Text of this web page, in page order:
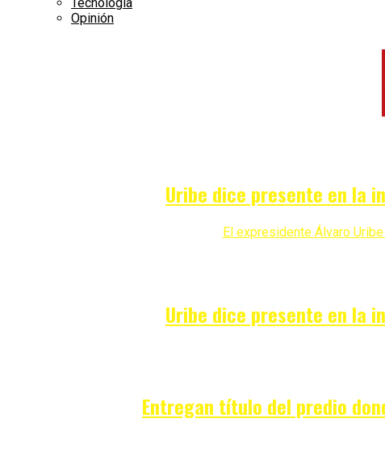
Opinión
Uribe dice presente en la
El expresidente Álvaro
Uribe dice presente en la
Entregan título del predio